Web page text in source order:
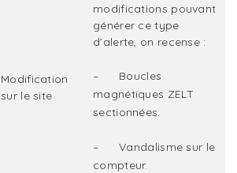
Modification
sur le site
modifications pouvant
générer ce type
d’alerte, on recense :
– Boucles
magnétiques ZELT
sectionnées.
– Vandalisme sur le
compteur.